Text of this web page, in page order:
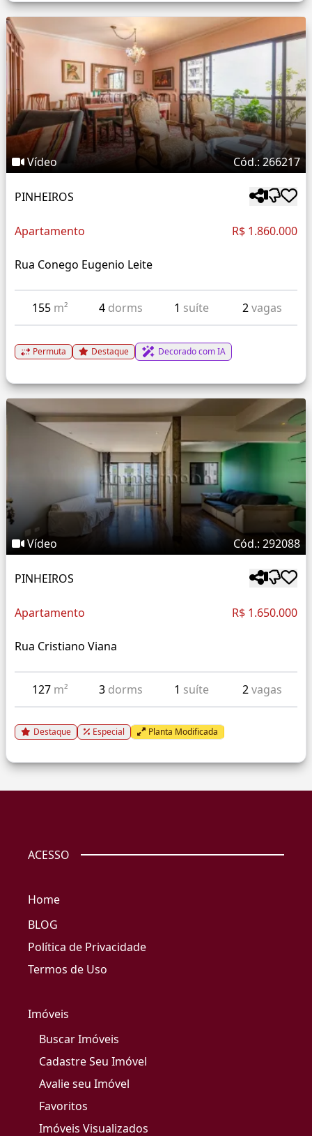
Vídeo Cód.: 266217
PINHEIROS
Apartamento R$ 1.860.000
Rua Conego Eugenio Leite
155 m² 4 dorms 1 suíte 2vagas
Permuta Destaque Decorado com IA
Vídeo Cód.: 292088
PINHEIROS
Apartamento R$ 1.650.000
Rua Cristiano Viana
127 m² 3 dorms 1 suíte 2vagas
Destaque Especial Planta Modificada
ACESSO
Home
BLOG
Política de Privacidade
Termos de Uso
Imóveis
Buscar Imóveis
Cadastre Seu Imóvel
Avalie seu Imóvel
Favoritos
Imóveis Visualizados